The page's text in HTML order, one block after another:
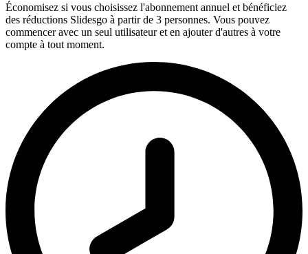
Économisez si vous choisissez l'abonnement annuel et bénéficiez
des réductions Slidesgo à partir de 3 personnes. Vous pouvez
commencer avec un seul utilisateur et en ajouter d'autres à votre
compte à tout moment.